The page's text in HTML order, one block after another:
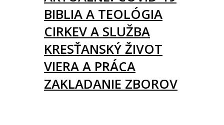
BIBLIA A TEOLÓGIA
CIRKEV A SLUŽBA
KRESŤANSKÝ ŽIVOT
VIERA A PRÁCA
ZAKLADANIE ZBOROV